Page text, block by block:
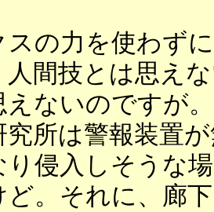
スの力を使わず
人間技とは思え
えないのですが。
究所は警報装置
り侵入しそうな
ど。それに、廊